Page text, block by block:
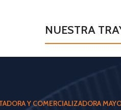
NUESTRA
Y COMERCIALIZADORA